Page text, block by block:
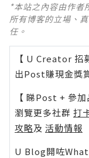
*本站之內容由作者
所有博客的立場、
任。
【 U Creator 招
出Post賺現金獎
【 睇Post + 參加
瀏覽更多社群 打
攻略及 活動情報
U Blog開咗